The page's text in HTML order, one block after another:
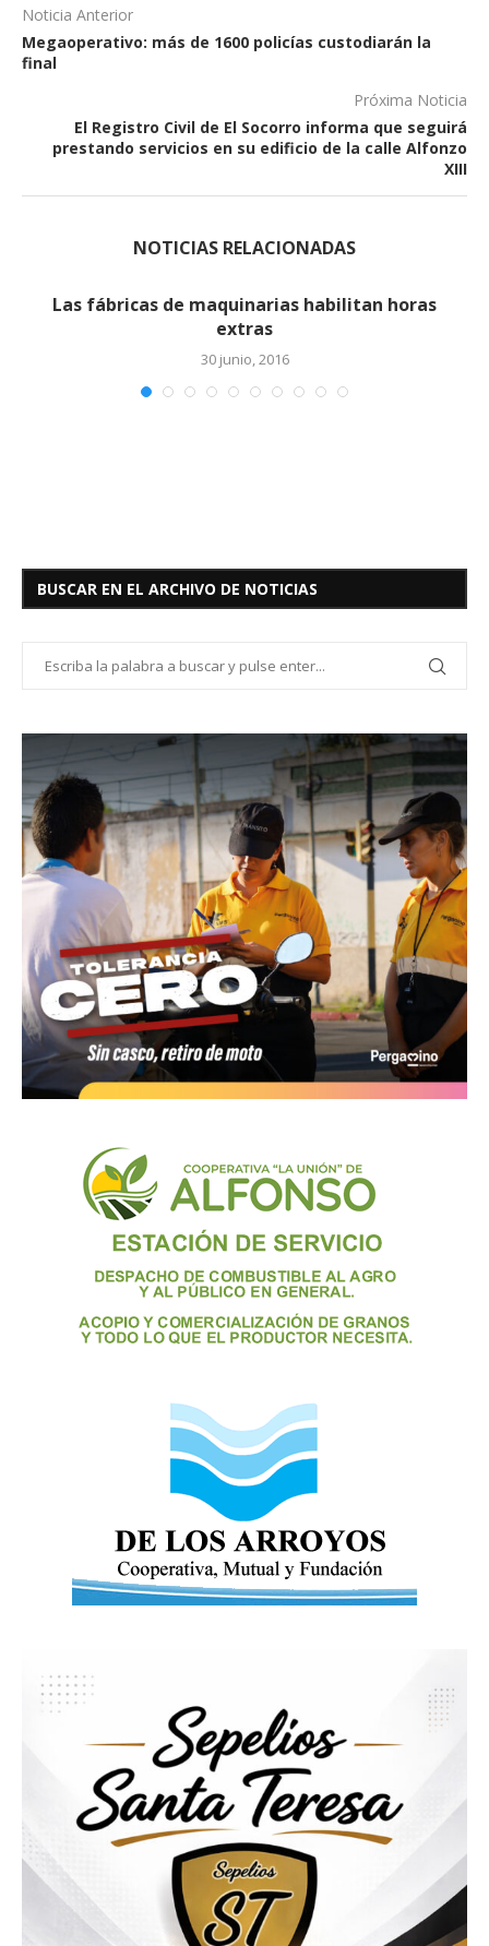
Noticia Anterior
Megaoperativo: más de 1600 policías custodiarán la
final
Próxima Noticia
El Registro Civil de El Socorro informa que seguirá
prestando servicios en su edificio de la calle Alfonzo
XIII
NOTICIAS RELACIONADAS
Las fábricas de maquinarias habilitan horas
extras (2)
30 junio, 2016
BUSCAR EN EL ARCHIVO DE NOTICIAS